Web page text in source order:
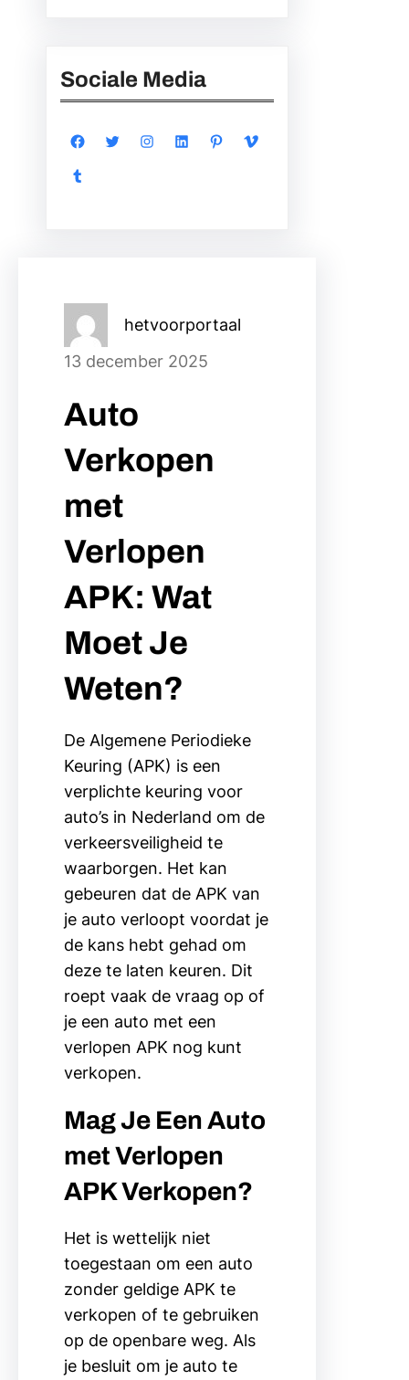
Sociale Media
Facebook Twitter Instagram LinkedIn Pinterest
Vimeo
Tumblr
hetvoorportaal
13 december 2025
Auto
Verkopen
met
Verlopen
APK: Wat
Moet Je
Weten?
De Algemene Periodieke
Keuring (APK) is een
verplichte keuring voor
auto’s in Nederland om de
verkeersveiligheid te
waarborgen. Het kan
gebeuren dat de APK van
je auto verloopt voordat je
de kans hebt gehad om
deze te laten keuren. Dit
roept vaak de vraag op of
je een auto met een
verlopen APK nog kunt
verkopen.
Mag Je Een Auto
met Verlopen
APK Verkopen?
Het is wettelijk niet
toegestaan om een auto
zonder geldige APK te
verkopen of te gebruiken
op de openbare weg. Als
je besluit om je auto te